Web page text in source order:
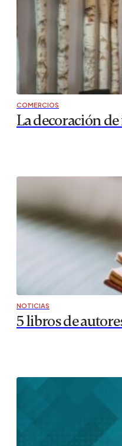
COMERCIOS
La decoración
NOTICIAS
5 libros de